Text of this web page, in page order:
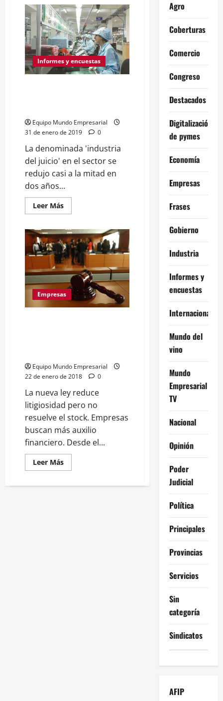
Las
ART
deberán
cubrir
los
casos
de
coronavirus
de
los
Informes y encuestas
Equipo Mundo Empresarial
31 de enero de 2019
0
La denominada 'industria
del juicio' en el sector se
redujo casi a la mitad en
dos años...
Leer MásLeer
más
Cayó
la
industria
del
juicio:
las
ART
afirman
que
se
redujeron
un
Empresas
Equipo Mundo Empresarial
22 de enero de 2018
0
La nueva ley reduce
litigiosidad pero no
resuelve el stock. Empresas
buscan más auxilio
financiero. Desde el...
Leer MásLeer
más
Viveza
Agro
Coberturas
Comercio
Congreso
Destacados
Digitalización
de pymes
Economía
Empresas
Frases
Gobierno
Industria
Informes y
encuestas
Internacional
Mundo del
vino
Mundo
Empresarial
TV
Nacional
Opinión
Poder
Judicial
Política
Principales
Provincias
Servicios
Sin
categoría
Sindicatos
AFIP